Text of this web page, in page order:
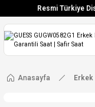
Resmi Türkiye
Anasayfa Erkek